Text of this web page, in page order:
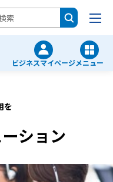
ビジネスマイページメニュー
を
ション